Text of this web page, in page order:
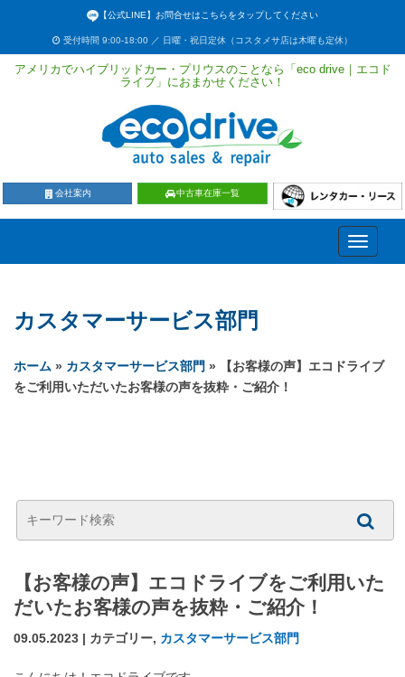
【公式LINE】お問合せはこちらをタップしてください
受付時間 9:00-18:00 ／ 日曜・祝日定休（コスタメサ店は木曜も定休）
アメリカでハイブリッドカー・プリウスのことなら「eco drive｜エコド
ライブ」におまかせください！
会社案内 中古車在庫一覧
Toggle
カスタマーサービス部門
ホーム » カスタマーサービス部門 » 【お客様の声】エコドライブ
をご利用いただいたお客様の声を抜粋・ご紹介！
【お客様の声】エコドライブをご利用いた
だいたお客様の声を抜粋・ご紹介！
09.05.2023 | カテゴリー, カスタマーサービス部門